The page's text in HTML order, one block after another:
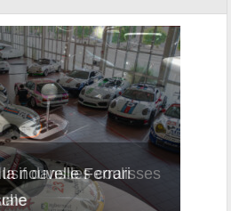
nouvelle Ferrari